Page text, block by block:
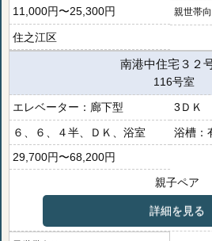
11,000円〜25,300円
親世帯
住之江区
南港中住宅３２
116号室
廊下型
3ＤＫ
６、６、４半、ＤＫ、浴室
29,700円〜68,200円
親子ペア
詳細を見る